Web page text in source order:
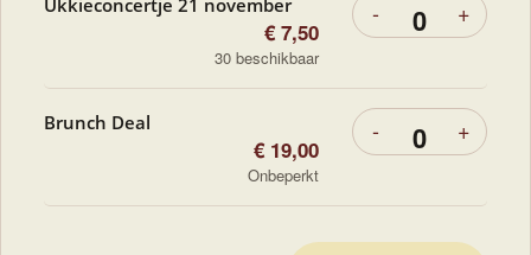
Ukkieconcertje 21 november
€ 7,50
30 beschikbaar
Verhoog
aantal
van
Ukkieconcertje
21
november
-
aantal
van
21
+
Brunch Deal
€ 19,00
Onbeperkt
Verhoog
aantal
van
Deal
-
aantal
van
Deal
+